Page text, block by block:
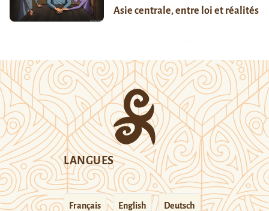
Asie centrale, entre loi et réalités
LANGUES
Français English Deutsch